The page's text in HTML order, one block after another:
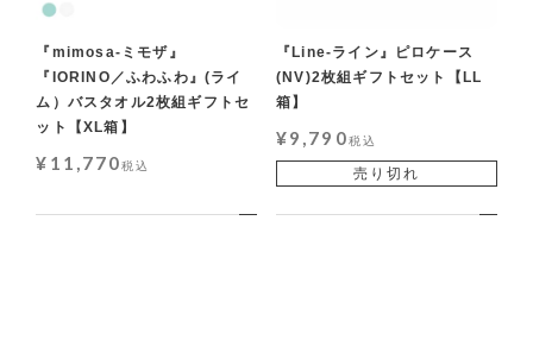
『mimosa-ミモザ』
『IORINO／ふわふわ』(ライ
ム）バスタオル2枚組ギフトセ
ット【XL箱】
¥ 11,770税込
『Line-ライン』ピロケース
(NV)2枚組ギフトセット【LL
箱】
¥9,790税込
売り切れ